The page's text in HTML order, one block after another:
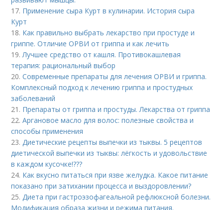
17. Применение сыра Курт в кулинарии. История сыра
Курт
18. Как правильно выбрать лекарство при простуде и
гриппе. Отличие ОРВИ от гриппа и как лечить
19. Лучшее средство от кашля. Противокашлевая
терапия: рациональный выбор
20.Современные препараты для лечения ОРВИ и гриппа.
Комплексный подход к лечению гриппа и простудных
заболеваний
21. Препараты от гриппа и простуды. Лекарства от гриппа
22.Аргановое масло для волос: полезные свойства и
способы применения
23. Диетические рецепты выпечки из тыквы. 5 рецептов
диетической выпечки из тыквы: лёгкость и удовольствие
в каждом кусочке!???
24. Как вкусно питаться при язве желудка. Какое питание
показано при затихании процесса и выздоровлении?
25. Диета при гастроэзофагеальной рефлюксной болезни.
Модификация образа жизни и режима питания.